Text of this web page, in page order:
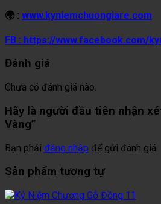
🌍 : www.kyniemchuongiare.com
FB : https://www.facebook.com/
Đánh giá
Chưa có đánh giá nào.
Hãy là người đầu tiên nhận
Vàng”
Bạn phải đăng nhập để gửi đánh giá.
Sản phẩm tương tự